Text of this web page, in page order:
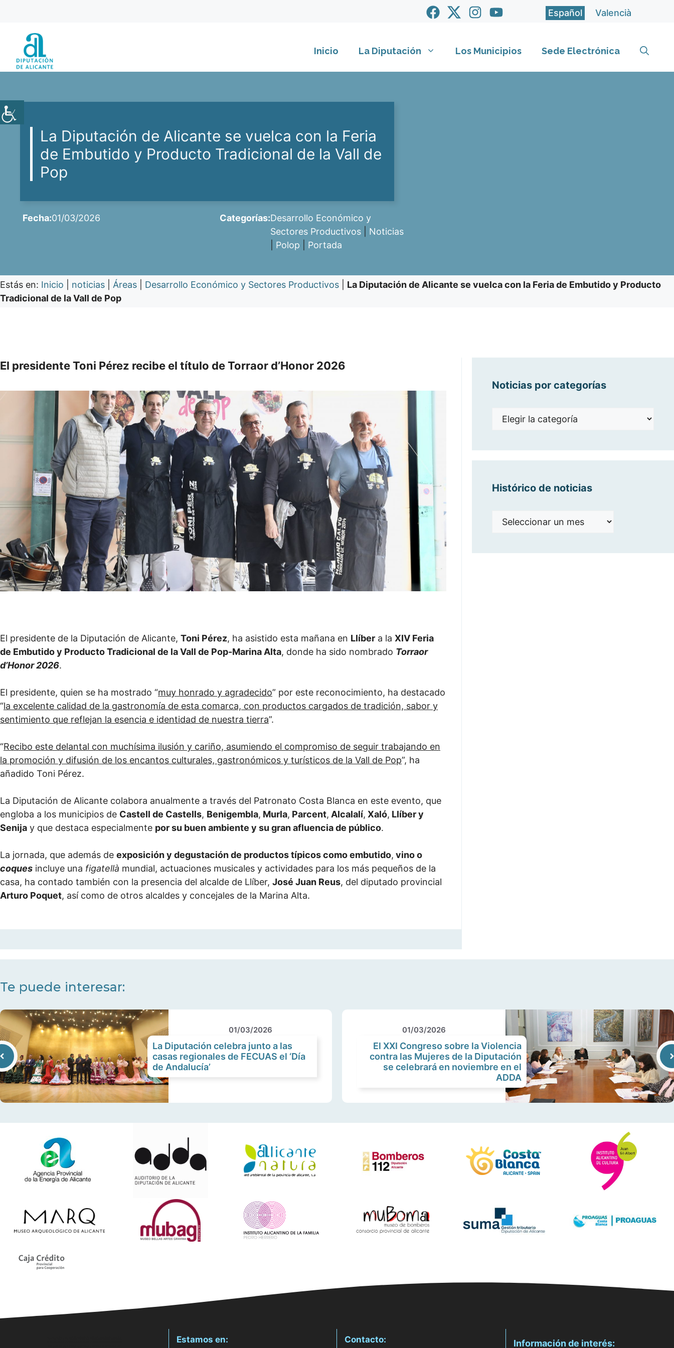
contenido
Español Valencià
Inicio La Diputación Los Municipios Sede Electrónica
La Diputación de Alicante se vuelca con la Feria
de Embutido y Producto Tradicional de la Vall de
Pop
Fecha:01/03/2026 Categorías:Desarrollo Económico y
Sectores Productivos
Noticias
Polop Portada
Estás en: Inicio noticias Áreas Desarrollo Económico y Sectores Productivos
La Diputación de Alicante se vuelca con la Feria de Embutido y Producto
Tradicional de la Vall de Pop
El presidente Toni Pérez recibe el título de Torraor d’Honor 2026
El presidente de la Diputación de Alicante, Toni Pérez, ha asistido esta mañana en Llíber a la XIV Feria
de Embutido y Producto Tradicional de la Vall de Pop-Marina Alta, donde ha sido nombrado Torraor
d’Honor 2026.
El presidente, quien se ha mostrado “muy honrado y agradecido” por este reconocimiento, ha destacado
“la excelente calidad de la gastronomía de esta comarca, con productos cargados de tradición, sabor y
sentimiento que reflejan la esencia e identidad de nuestra tierra”.
“Recibo este delantal con muchísima ilusión y cariño, asumiendo el compromiso de seguir trabajando en
la promoción y difusión de los encantos culturales, gastronómicos y turísticos de la Vall de Pop”, ha
añadido Toni Pérez.
La Diputación de Alicante colabora anualmente a través del Patronato Costa Blanca en este evento, que
engloba a los municipios de Castell de Castells, Benigembla, Murla, Parcent, Alcalalí, Xaló, Llíber y
Senija y que destaca especialmente por su buen ambiente y su gran afluencia de público.
La jornada, que además de exposición y degustación de productos típicos como embutido, vino o
coques incluye una figatellà mundial, actuaciones musicales y actividades para los más pequeños de la
casa, ha contado también con la presencia del alcalde de Llíber, José Juan Reus, del diputado provincial
Arturo Poquet, así como de otros alcaldes y concejales de la Marina Alta.
Noticias por categorías
Noticias
Histórico de noticias
Histórico
Te puede interesar:
01/03/2026
La Diputación celebra junto a las
casas regionales de FECUAS el ‘Día
de Andalucía’
01/03/2026
El XXI Congreso sobre la Violencia
contra las Mujeres de la Diputación
se celebrará en noviembre en el
ADDA
Estamos en: Contacto: Información de interés: